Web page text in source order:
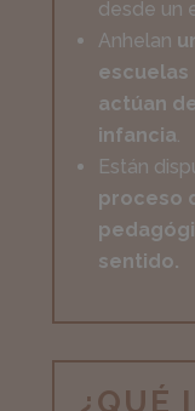
desde un
Anhelan
escuelas
actúan
infancia.
Están
proceso
sentido.
¿QUÉ